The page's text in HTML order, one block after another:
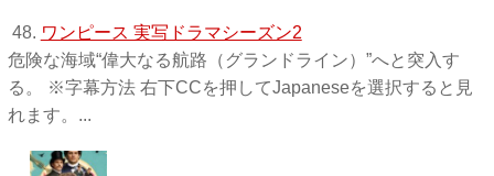
48. ワンピース 実写ドラマシーズン2
危険な海域“偉大なる航路（グランドライン）”へと突入す
る。 ※字幕方法 右下CCを押してJapaneseを選択すると見
れます。...